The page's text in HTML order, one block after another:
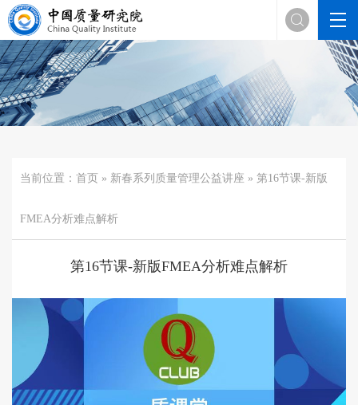

当前位置： 首页 » 新春系列质量管理公益讲座 » 第16节课-新版
FMEA分析难点解析
第16节课-新版FMEA分析难点解析